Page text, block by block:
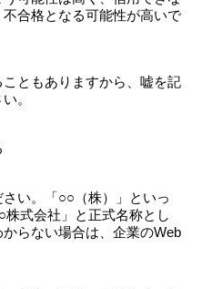
合格となる可能性が高いで
ともありますから、嘘を記
。
い。「○○（株）」といっ
式会社」と正式名称とし
らない場合は、企業のWeb